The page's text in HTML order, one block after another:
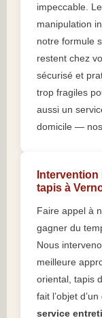
impeccable.
manipulation
notre formule
restent chez
sécurisé et
trop fragiles
aussi un
domicile —
tapis à
Faire appel à
gagner du
Nous
meilleure
oriental, tapis
fait l’objet
service